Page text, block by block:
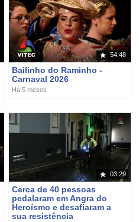
54:48
Bailinho do Raminho -
Carnaval 2026
Há 5 meses
03:29
Cerca de 40 pessoas
pedalaram em Angra do
Heroísmo e desafiaram a
sua resistência